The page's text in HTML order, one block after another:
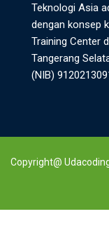
Teknologi Asia
dengan konsep
Training Center
Tangerang
(NIB)
Copyright@